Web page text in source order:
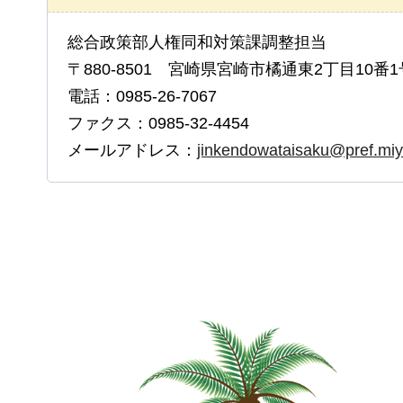
総合政策部人権同和対策課調整担当
〒880-8501 宮崎県宮崎市橘通東2丁目10番1
電話：0985-26-7067
ファクス：0985-32-4454
メールアドレス：